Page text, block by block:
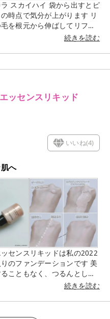
袋から出すとピ
点で気分が上がります リ
を根元から伸ばしてリフト
レイにロングで上向きまつ
できます 根元にしっ
綺麗にキープしてくれます
続きを読む
ッセンスリキッド
いいね(4)
へ
センスリキッドは私の2022
ファンデーションです 美
こともなく、つるんとした
（シミ、く
続きを読む